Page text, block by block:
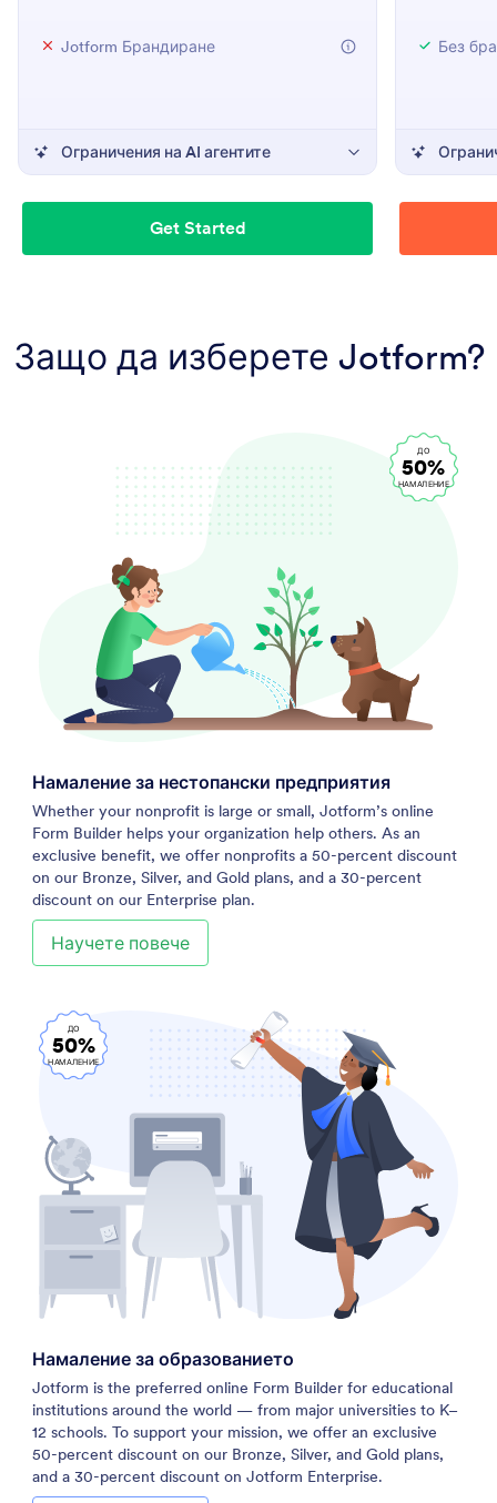
Jotform Брандиране
Ограничения на AI агентите
Get Started
Без
Защо да изберете Jotform?
ДО
50%
НАМАЛЕНИЕ
Намаление за нестопански предприятия
Whether your nonprofit is large or small, Jotform’s online
Form Builder helps your organization help others. As an
exclusive benefit, we offer nonprofits a 50-percent discount
on our Bronze, Silver, and Gold plans, and a 30-percent
discount on our Enterprise plan.
Научете повече
Намаление за образованието
Jotform is the preferred online Form Builder for educational
institutions around the world — from major universities to K–
12 schools. To support your mission, we offer an exclusive
50-percent discount on our Bronze, Silver, and Gold plans,
and a 30-percent discount on Jotform Enterprise.
ДО
50%
НАМАЛЕНИЕ